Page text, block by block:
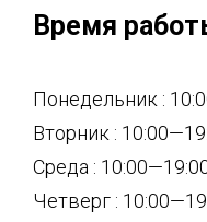
Время
Понедельник :
Вторник :
Среда :
Четверг :